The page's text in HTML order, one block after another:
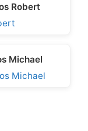
Robert
Michael